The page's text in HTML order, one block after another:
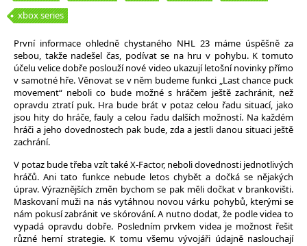
xbox series
První informace ohledně chystaného NHL 23 máme úspěšně za
sebou, takže nadešel čas, podívat se na hru v pohybu. K tomuto
účelu velice dobře poslouží nové video ukazují letošní novinky přímo
v samotné hře. Věnovat se v něm budeme funkci „Last chance puck
movement“ neboli co bude možné s hráčem ještě zachránit, než
opravdu ztratí puk. Hra bude brát v potaz celou řadu situací, jako
jsou hity do hráče, fauly a celou řadu dalších možností. Na každém
hráči a jeho dovednostech pak bude, zda a jestli danou situaci ještě
zachrání.
V potaz bude třeba vzít také X-Factor, neboli dovednosti jednotlivých
hráčů. Ani tato funkce nebude letos chybět a dočká se nějakých
úprav. Výraznějších změn bychom se pak měli dočkat v brankovišti.
Maskovaní muži na nás vytáhnou novou várku pohybů, kterými se
nám pokusí zabránit ve skórování. A nutno dodat, že podle videa to
vypadá opravdu dobře. Posledním prvkem videa je možnost řešit
různé herní strategie. K tomu všemu vývojáři údajně naslouchají